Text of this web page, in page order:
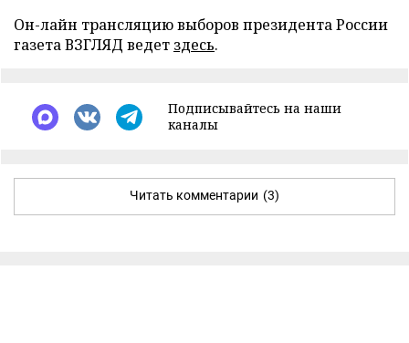
Он-лайн трансляцию выборов президента России
газета ВЗГЛЯД ведет здесь.
Подписывайтесь на наши
каналы
Читать комментарии (3)